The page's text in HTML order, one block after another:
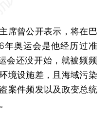
曾公开表示，将在巴
年奥运会是他经历过准
会还没开始，就被频频
境设施差，且海域污染
案件频发以及政变总统